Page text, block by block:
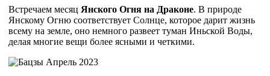
Встречаем месяц Янского Огня на Драконе. В природе
Янскому Огню соответствует Солнце, которое дарит жизнь
всему на земле, оно немного развеет туман Иньской Воды,
делая многие вещи более ясными и четкими.